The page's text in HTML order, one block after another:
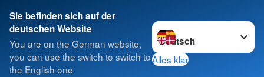
Sie befinden sich auf der
deutschen Website
You are on the German website,
you can use the switch to switch to
the English one
Sprache wechseln zu
Alles klar